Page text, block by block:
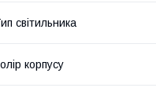
світильника
корпусу